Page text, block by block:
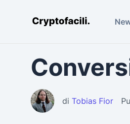
Cryptofacili.com
di Tobias Fior